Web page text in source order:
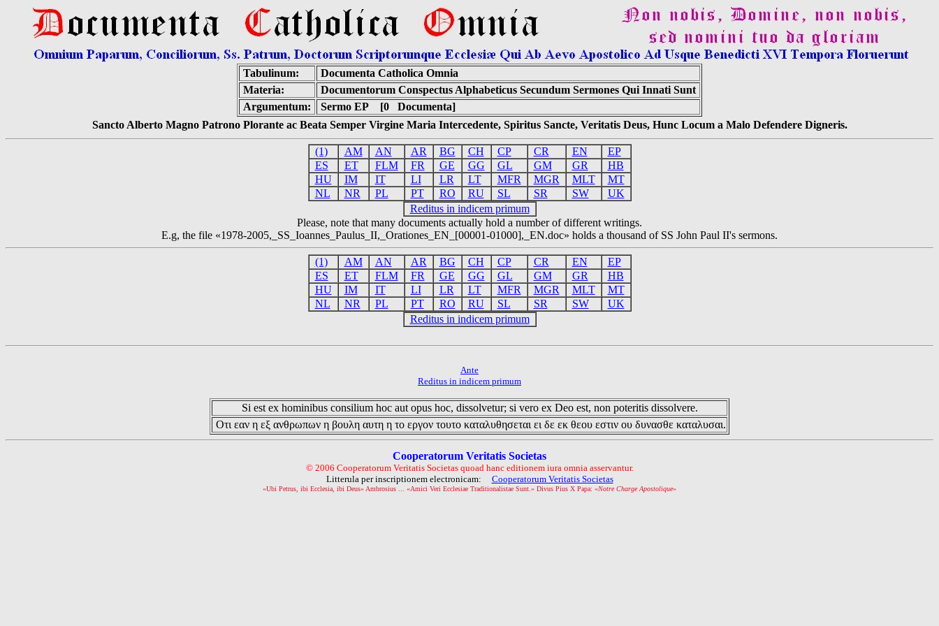
Tabulinum:
Documenta Catholica Omnia
Materia:
Documentorum Conspectus Alphabeticus Secundum Sermones Qui Innati Sunt
Argumentum:
Sermo EP [0 Documenta]
Sancto Alberto Magno Patrono Plorante ac Beata Semper Virgine Maria Intercedente, Spiritus Sancte, Veritatis Deus, Hunc Locum a Malo Defendere Digneris.
(1) AM AN AR BG CH CP CR EN
EP
ES
ET FLM FR GE GG GL GM GR
HB
HU
IM IT LI LR LT MFR MGR MLT
MT
NL
NR PL PT RO RU SL SR SW
UK
Reditus in indicem primum
Please, note that many documents actually hold a number of different writings.
E.g, the file «1978-2005,_SS_Ioannes_Paulus_II,_Orationes_EN_[00001-01000],_EN.doc» holds a thousand of SS John Paul II's sermons.
(1) AM AN AR BG CH CP CR EN
EP
ES
ET FLM FR GE GG GL GM GR
HB
HU
IM IT LI LR LT MFR MGR MLT
MT
NL
NR PL PT RO RU SL SR SW
UK
Reditus in indicem primum
Ante
Reditus in indicem primum
Si est ex hominibus consilium hoc aut opus hoc, dissolvetur; si vero ex Deo est, non poteritis dissolvere.
Οτι εαν η εξ ανθρωπων η βουλη αυτη η το εργον τουτο καταλυθησεται ει δε εκ θεου εστιν ου δυνασθε καταλυσαι.
Cooperatorum Veritatis Societas
© 2006 Cooperatorum Veritatis Societas quoad hanc editionem iura omnia asservantur.
Litterula per inscriptionem electronicam: Cooperatorum Veritatis Societas
«Ubi Petrus, ibi Ecclesia, ibi Deus» Ambrosius ... «Amici Veri Ecclesiae Traditionalistae Sunt.» Divus Pius X Papa: «Notre Charge Apostolique»